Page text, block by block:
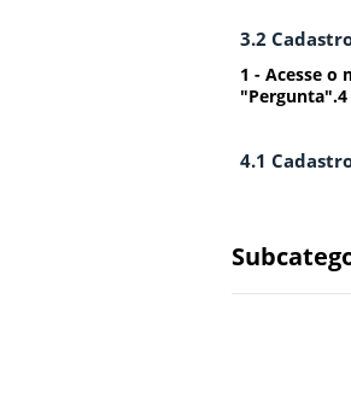
3.2
1 - Acesse o
4.1